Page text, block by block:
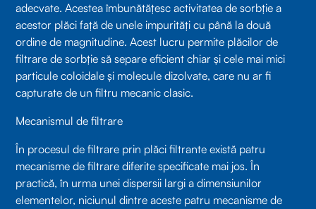
adecvate. Acestea îmbunătățesc activitatea de sorbție a
acestor plăci față de unele impurități cu până la două
ordine de magnitudine. Acest lucru permite plăcilor de
filtrare de sorbție să separe eficient chiar și cele mai mici
particule coloidale și molecule dizolvate, care nu ar fi
capturate de un filtru mecanic clasic.
Mecanismul de filtrare
În procesul de filtrare prin plăci filtrante există patru
mecanisme de filtrare diferite specificate mai jos. În
practică, în urma unei dispersii largi a dimensiunilor
elementelor, niciunul dintre aceste patru mecanisme de